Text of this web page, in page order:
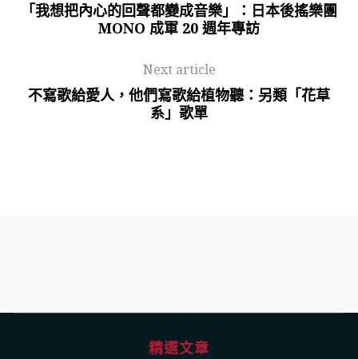
「我想把內心的回聲都變成音樂」：日本後搖樂團
MONO 成軍 20 週年專訪
Next article
不寫歌給愛人，他們寫歌給植物聽：另類「花草
系」歌單
精選文章